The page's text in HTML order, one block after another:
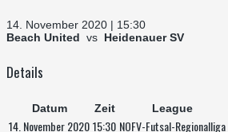
14. November 2020 | 15:30
Beach United vs Heidenauer SV
Details
Datum Zeit League
14. November 202015:30 NOFV-Futsal-Regionalliga